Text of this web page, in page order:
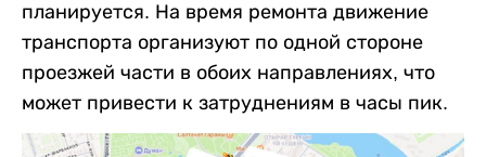
планируется. На время ремонта движение
транспорта организуют по одной стороне
проезжей части в обоих направлениях, что
может привести к затруднениям в часы пик.